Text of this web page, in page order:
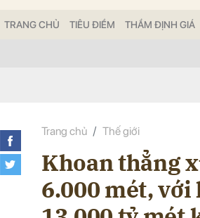
TRANG CHỦ TIÊU ĐIỂM THẨM ĐỊNH GIÁ
Trang chủ Thế giới
Khoan thẳng
6.000 mét,